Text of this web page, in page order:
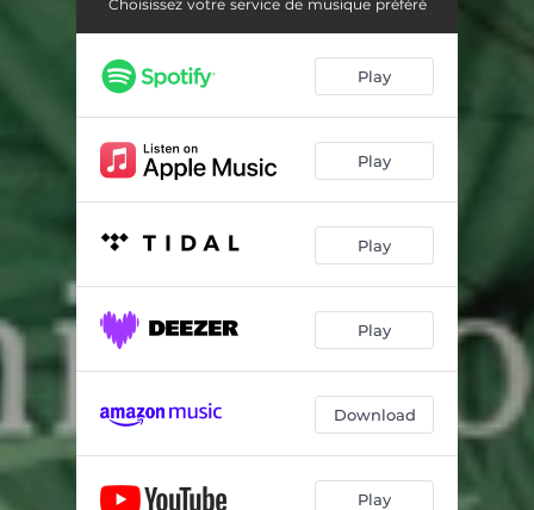
D'Est en Ouest 03:27
La Ville sans eau 03:48
Sous le même ciel
Le Jeu des mots 02:59
L'Auberge
Le Bonheur c'est ça 03:54
03:33
01:06
Choisissez votre service de musique préféré
Play
Play
Play
Play
Download
Play